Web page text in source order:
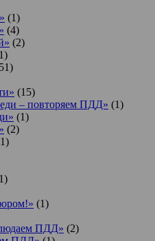
(1)
(4)
(2)
(15)
– повторяем ПДД» (1)
(1)
(2)
(1)
ПДД» (2)